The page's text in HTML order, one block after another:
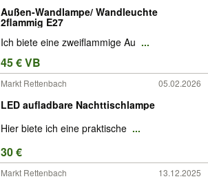
Außen-Wandlampe/ Wandleuchte
2flammig E27
Ich biete eine zweiflammige Au ...
45 € VB
Markt Rettenbach 05.02.2026
LED aufladbare Nachttischlampe
Hier biete ich eine praktische ...
30 €
Markt Rettenbach 13.12.2025